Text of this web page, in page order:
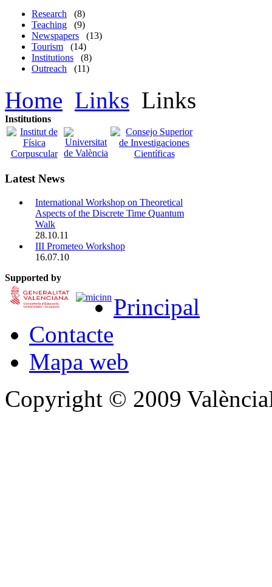
Research
(8)
Teaching
(9)
Newspapers
(13)
Tourism
(14)
Institutions
(8)
Outreach
(11)
Home Links Links
Institutions
Latest News
International Workshop on Theoretical
Aspects of the Discrete Time Quantum
Walk
28.10.11
III Prometeo Workshop
16.07.10
Supported by
Principal
Contacte
Mapa web
Copyright © 2009